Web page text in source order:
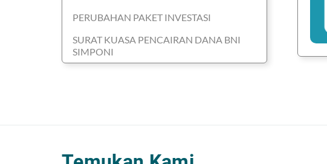
PERUBAHAN PAKET INVESTASI
SURAT KUASA PENCAIRAN DANA BNI
SIMPONI